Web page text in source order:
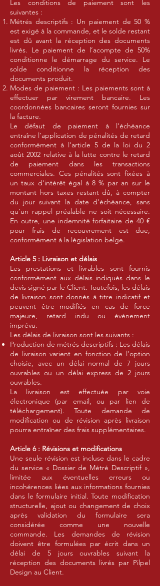
Les conditions de paiement sont les
suivantes :
Métrés descriptifs : Un paiement de 50 %
est exigé à la commande, et le solde restant
est dû avant la réception des documents
livrés. Le paiement de l’acompte de 50%
conditionne le démarrage du service. Le
solde conditionne la réception des
documents produit.
Modes de paiement : Les paiements sont à
effectuer par virement bancaire. Les
coordonnées bancaires seront fournies sur
la facture.
Le défaut de paiement à l’échéance
entraîne l’application de pénalités de retard
conformément à l’article 5 de la loi du 2
août 2002 relative à la lutte contre le retard
de paiement dans les transactions
commerciales. Ces pénalités sont fixées à
un taux d'intérêt égal à 8 % par an sur le
montant hors taxes restant dû, à compter
du jour suivant la date d’échéance, sans
qu’un rappel préalable ne soit nécessaire.
En outre, une indemnité forfaitaire de 40 €
pour frais de recouvrement est due,
conformément à la législation belge.
Article 5 : Livraison et délais
Les prestations et livrables sont fournis
conformément aux délais indiqués dans le
devis signé par le Client. Toutefois, les délais
de livraison sont donnés à titre indicatif et
peuvent être modifiés en cas de force
majeure, retard indu ou événement
imprévu.
Les délais de livraison sont les suivants :
Production de métrés descriptifs : Les délais
de livraison varient en fonction de l’option
choisie, avec un délai normal de 7 jours
ouvrables ou un délai express de 2 jours
ouvrables.
La livraison est effectuée par voie
électronique (par email, ou par lien de
téléchargement). Toute demande de
modification ou de révision après livraison
pourra entraîner des frais supplémentaires.
Article 6 : Révisions et modifications
Une seule révision est incluse dans le cadre
du service « Dossier de Métré Descriptif »,
limitée aux éventuelles erreurs ou
incohérences liées aux informations fournies
dans le formulaire initial. Toute modification
structurelle, ajout ou changement de choix
après validation du formulaire sera
considérée comme une nouvelle
commande. Les demandes de révision
doivent être formulées par écrit dans un
délai de 5 jours ouvrables suivant la
réception des documents livrés par Pilpel
Design au Client.